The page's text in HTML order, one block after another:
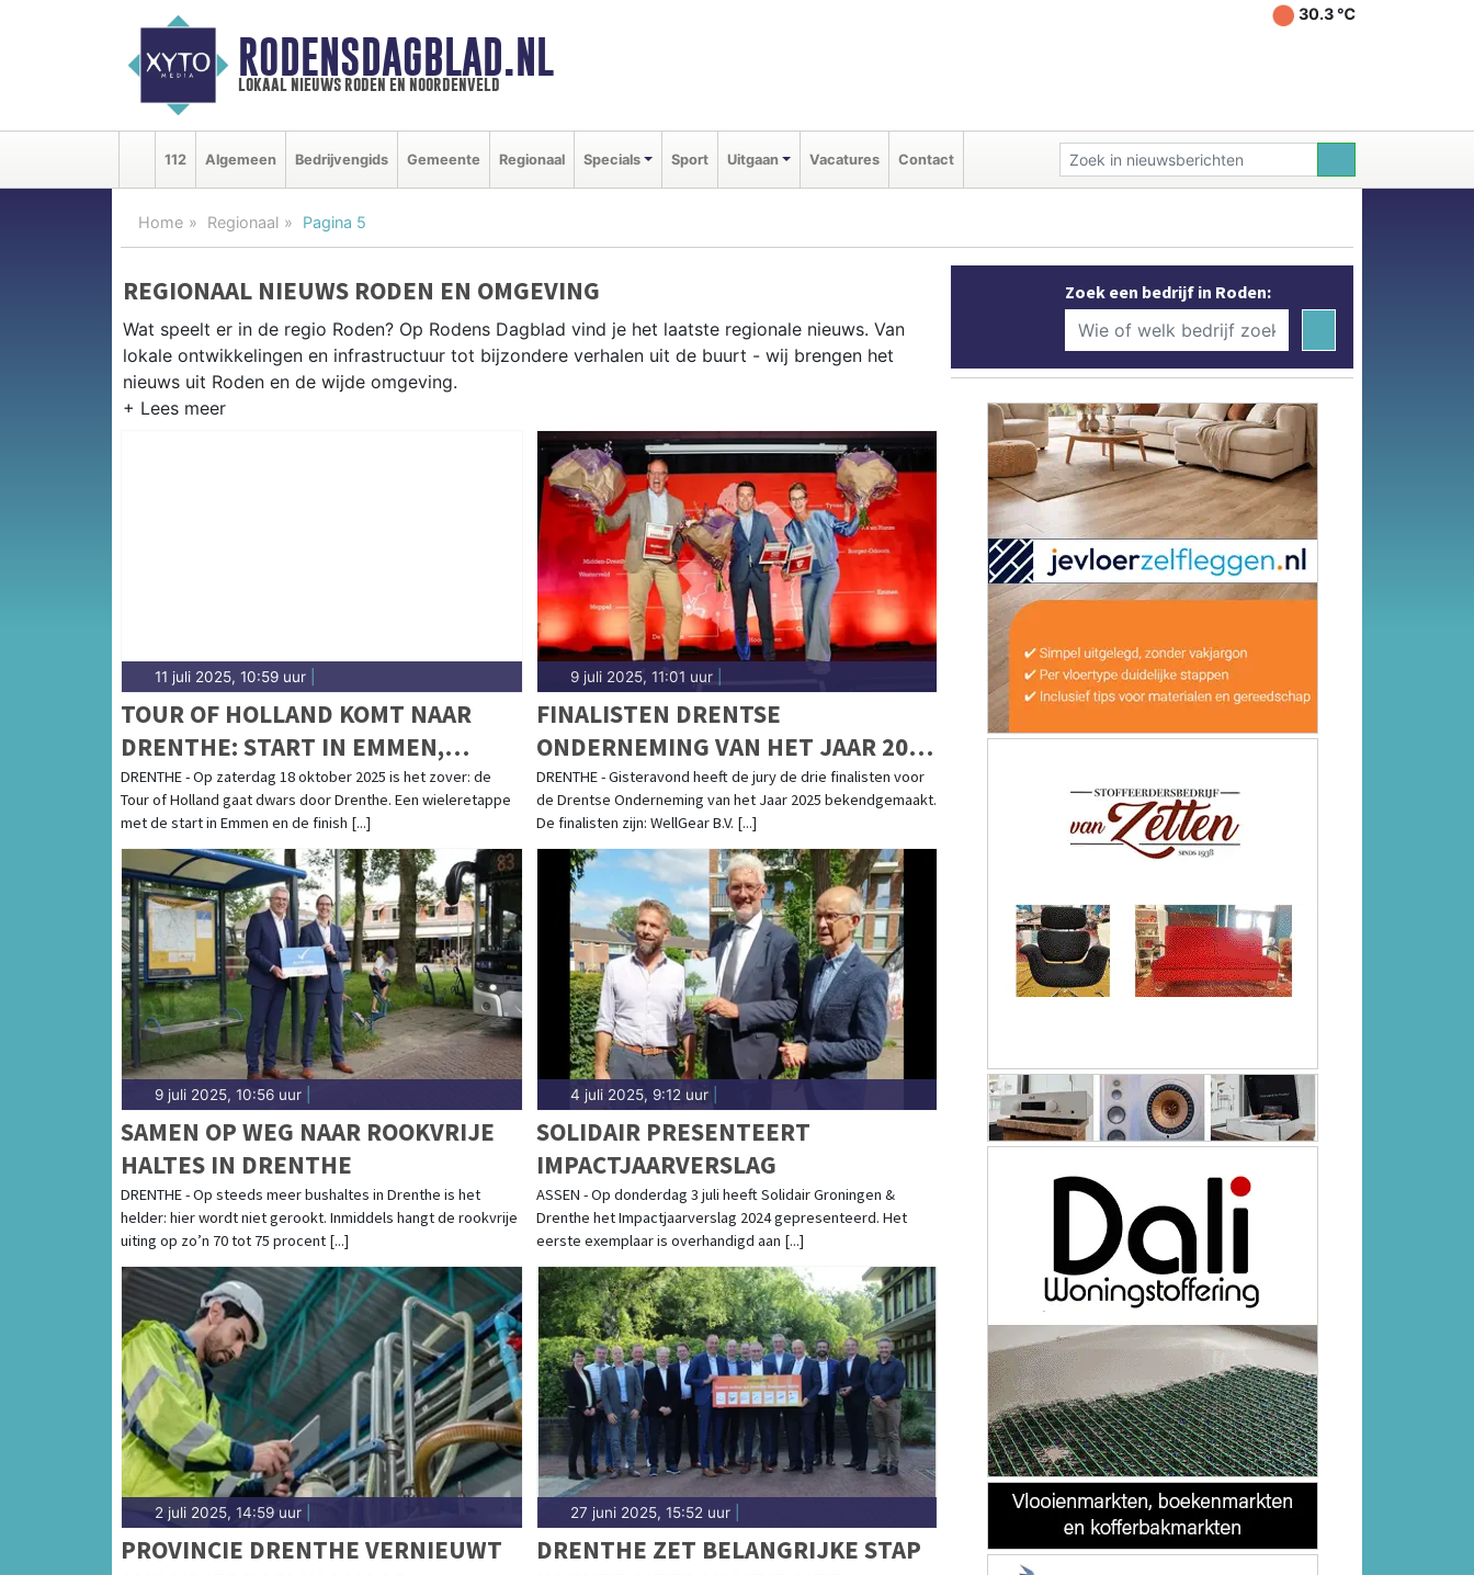
RODENSDAGBLAD.NL
lokaal nieuws roden en noordenveld
30.3 ℃
112 Algemeen Bedrijvengids Gemeente Regionaal Specials Sport Uitgaan Vacatures Contact
Home Regionaal Pagina 5
REGIONAAL NIEUWS RODEN EN OMGEVING
Wat speelt er in de regio Roden? Op Rodens Dagblad vind je het laatste regionale nieuws. Van
lokale ontwikkelingen en infrastructuur tot bijzondere verhalen uit de buurt - wij brengen het
nieuws uit Roden en de wijde omgeving.
Naast Roden volgen wij ook het nieuws uit Leek, Groningen, Westerkwartier en andere
11 juli 2025, 10:59 uur
TOUR OF HOLLAND KOMT NAAR
DRENTHE: START IN EMMEN,
FINISH OP DE VAM-BERG IN
DRIJBER
DRENTHE - Op zaterdag 18 oktober 2025 is het zover: de
Tour of Holland gaat dwars door Drenthe. Een wieleretappe
met de start in Emmen en de finish [...]
9 juli 2025, 11:01 uur|
FINALISTEN DRENTSE
ONDERNEMING VAN HET JAAR 2025
ZIJN BEKEND!
DRENTHE - Gisteravond heeft de jury de drie finalisten voor
de Drentse Onderneming van het Jaar 2025 bekendgemaakt.
De finalisten zijn: WellGear B.V. [...]
9 juli 2025, 10:56 uur
SAMEN OP WEG NAAR ROOKVRIJE
HALTES IN DRENTHE
DRENTHE - Op steeds meer bushaltes in Drenthe is het
helder: hier wordt niet gerookt. Inmiddels hangt de rookvrije
uiting op zo’n 70 tot 75 procent [...]
4 juli 2025, 9:12 uur|
SOLIDAIR PRESENTEERT
IMPACTJAARVERSLAG
ASSEN - Op donderdag 3 juli heeft Solidair Groningen &
Drenthe het Impactjaarverslag 2024 gepresenteerd. Het
eerste exemplaar is overhandigd aan [...]
2 juli 2025, 14:59 uur
PROVINCIE DRENTHE VERNIEUWT
27 juni 2025, 15:52 uur|
DRENTHE ZET BELANGRIJKE STAP
Zoek een bedrijf in Roden: